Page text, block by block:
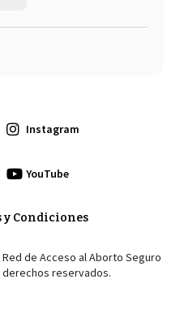
Instagram
YouTube
y Condiciones
Red de Acceso al Aborto Seguro
reservados.